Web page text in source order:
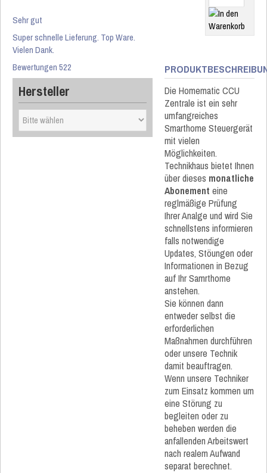
Sehr gut
Super schnelle Lieferung. Top Ware.
Vielen Dank.
Bewertungen 522
Hersteller
Die Homematic CCU
Zentrale ist ein sehr
umfangreiches
Smarthome Steuergerät
mit vielen
Möglichkeiten.
Technikhaus bietet Ihnen
über dieses monatliche
Abonement eine
reglmäßige Prüfung
Ihrer Analge und wird Sie
schnellstens informieren
falls notwendige
Updates, Stöungen oder
Informationen in Bezug
auf Ihr Samrthome
anstehen.
Sie können dann
entweder selbst die
erforderlichen
Maßnahmen durchführen
oder unsere Technik
damit beauftragen.
Wenn unsere Techniker
zum Einsatz kommen um
eine Störung zu
begleiten oder zu
beheben werden die
anfallenden Arbeitswert
nach realem Aufwand
separat berechnet.